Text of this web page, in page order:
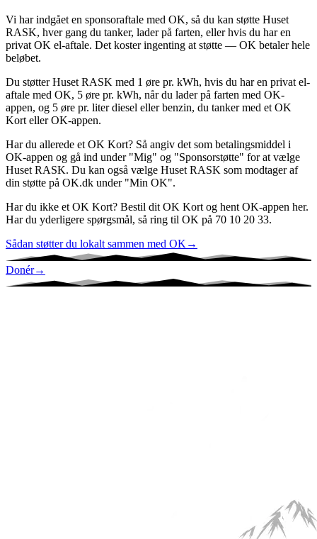
Vi har indgået en sponsoraftale med OK, så du kan støtte Huset
RASK, hver gang du tanker, lader på farten, eller hvis du har en
privat OK el-aftale. Det koster ingenting at støtte — OK betaler hele
beløbet.
Du støtter Huset RASK med 1 øre pr. kWh, hvis du har en privat el-
aftale med OK, 5 øre pr. kWh, når du lader på farten med OK-
appen, og 5 øre pr. liter diesel eller benzin, du tanker med et OK
Kort eller OK-appen.
Har du allerede et OK Kort? Så angiv det som betalingsmiddel i
OK-appen og gå ind under "Mig" og "Sponsorstøtte" for at vælge
Huset RASK. Du kan også vælge Huset RASK som modtager af
din støtte på OK.dk under "Min OK".
Har du ikke et OK Kort? Bestil dit OK Kort og hent OK-appen her.
Har du yderligere spørgsmål, så ring til OK på 70 10 20 33.
Sådan støtter du lokalt sammen med OK →
Donér→